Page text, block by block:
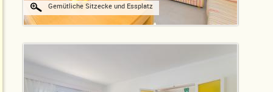
Gemütliche Sitzecke und Essplatz